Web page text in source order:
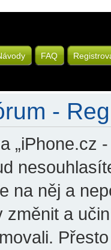
FAQ
-
„iPhone.cz
na něj a
změnit a